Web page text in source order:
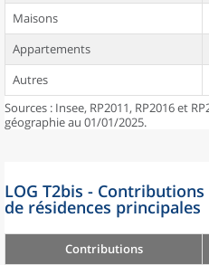
Maisons
Appartements
Autres
Sources : Insee, RP2011, RP2016 et
géographie au 01/01/2025.
LOG T2bis -
de résidences principales
Contributions